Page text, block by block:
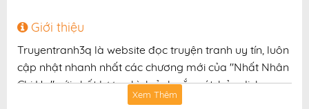
Giới thiệu
Truyentranh3q là website đọc truyện tranh uy tín, luôn
cập nhật nhanh nhất các chương mới của "Nhất Nhân
Chi Hạ" với chất lượng hình ảnh sắc nét, bản dịch
chuẩn và giao diện thân thiện, mang đến trải nghiệm
Xem Thêm